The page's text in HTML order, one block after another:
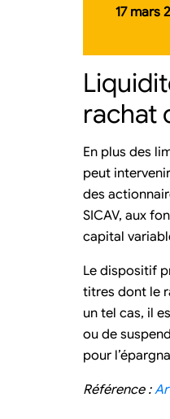
17 mars
rachat
En plus des
peut
des
SICAV, aux
capital
Le dispositif
titres dont le
un tel cas, il
ou de
pour
Référence :